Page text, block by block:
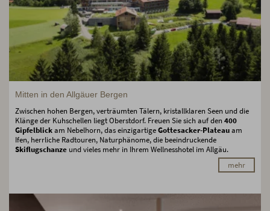
Mitten in den Allgäuer Bergen
Zwischen hohen Bergen, verträumten Tälern, kristallklaren Seen und die
Klänge der Kuhschellen liegt Oberstdorf. Freuen Sie sich auf den 400
Gipfelblickam Nebelhorn, das einzigartigeGottesacker-Plateauam
Ifen, herrliche Radtouren, Naturphänome, die beeindruckende
Skiflugschanze und vieles mehr in Ihrem Wellnesshotel im Allgäu.
mehr